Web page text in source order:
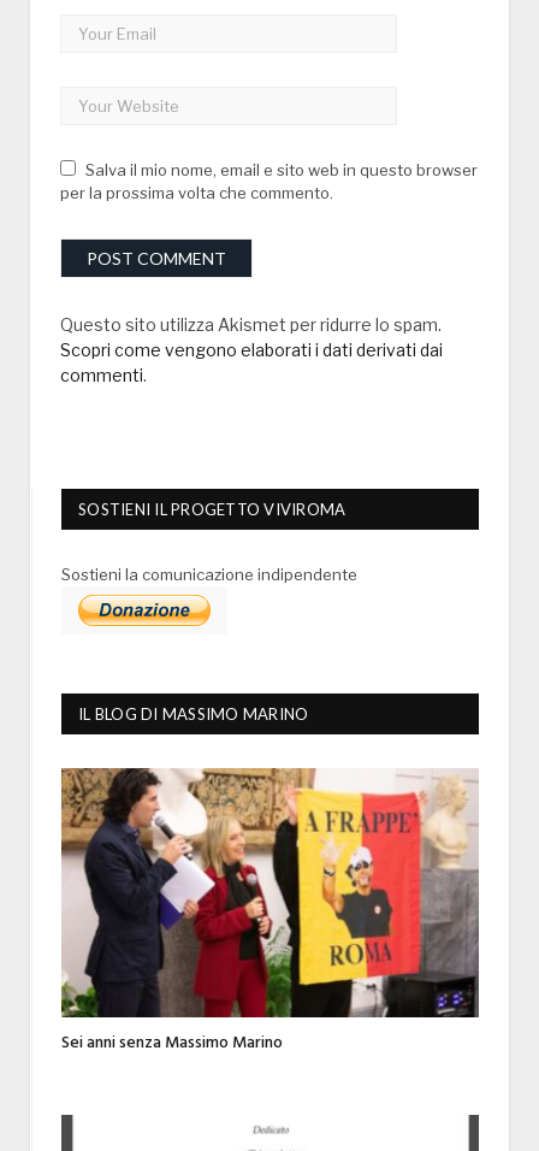
Salva il mio nome, email e sito web in questo browser
per la prossima volta che commento.
Questo sito utilizza Akismet per ridurre lo spam.
Scopri come vengono elaborati i dati derivati dai
commenti.
SOSTIENI IL PROGETTO VIVIROMA
Sostieni la comunicazione indipendente
IL BLOG DI MASSIMO MARINO
Sei anni senza Massimo Marino